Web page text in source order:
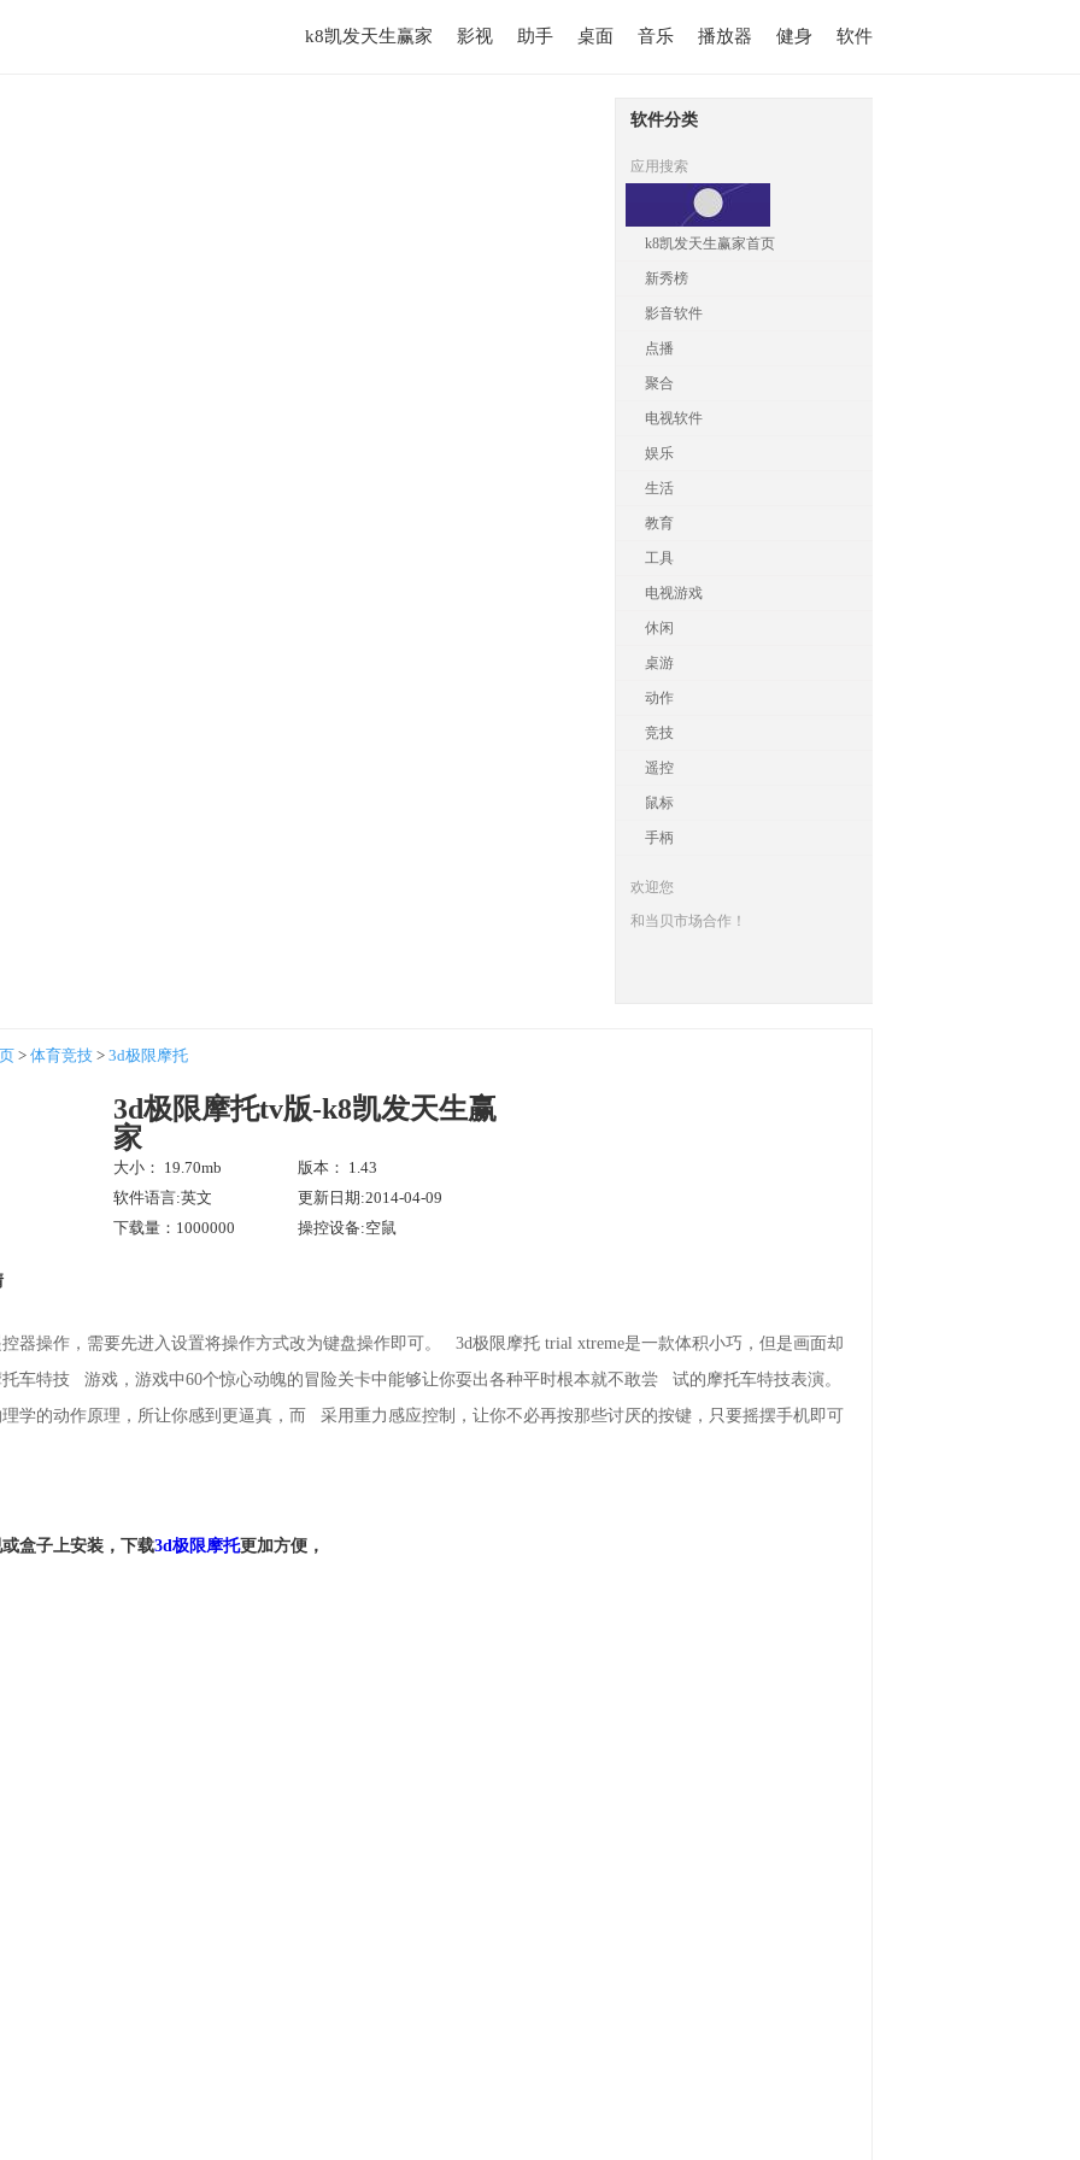
软件
健身
播放器
音乐
桌面
助手
影视
k8凯发天生赢家
软件分类
应用搜索
k8凯发天生赢家首页
新秀榜
影音软件
点播
聚合
电视软件
娱乐
生活
教育
工具
电视游戏
休闲
桌游
动作
竞技
遥控
鼠标
手柄
欢迎您
和当贝市场合作！
> 体育竞技 > 3d极限摩托
3d极限摩托tv版-k8凯发天生赢
家
大小： 19.70mb
版本： 1.43
软件语言:英文
更新日期:2014-04-09
下载量：1000000
操控设备:空鼠
器操作，需要先进入设置将操作方式改为键盘操作即可。 3d极限摩托 trial xtreme是一款体积小巧，但是画面却
车特技 游戏，游戏中60个惊心动魄的冒险关卡中能够让你耍出各种平时根本就不敢尝 试的摩托车特技表演。
理学的动作原理，所让你感到更逼真，而 采用重力感应控制，让你不必再按那些讨厌的按键，只要摇摆手机即可
盒子上安装，下载3d极限摩托更加方便，